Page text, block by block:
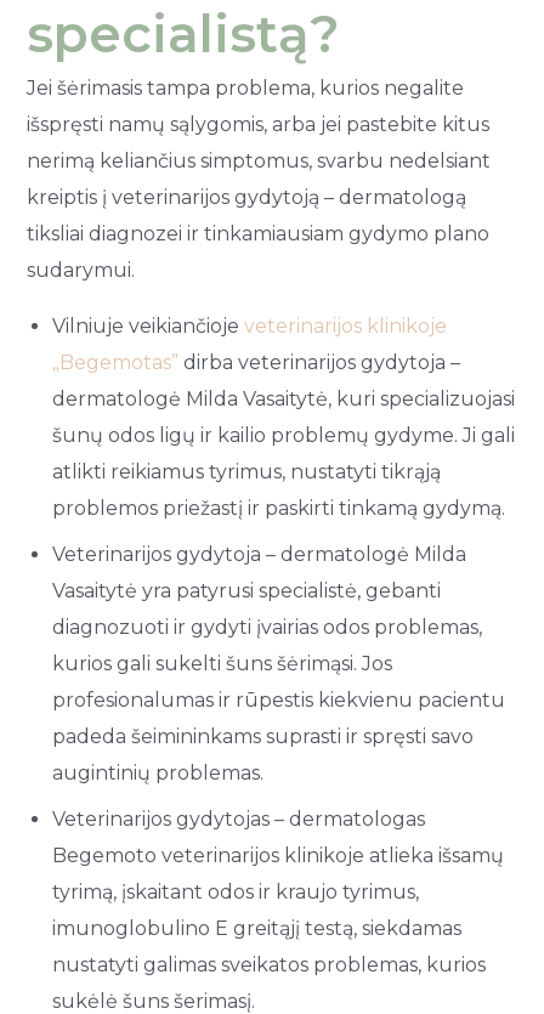
specialistą?
Jei šėrimasis tampa problema, kurios negalite
išspręsti namų sąlygomis, arba jei pastebite kitus
nerimą keliančius simptomus, svarbu nedelsiant
kreiptis į veterinarijos gydytoją – dermatologą
tiksliai diagnozei ir tinkamiausiam gydymo plano
sudarymui.
Vilniuje veikiančiojeveterinarijos klinikoje
„Begemotas” dirba veterinarijos gydytoja –
dermatologė Milda Vasaitytė, kuri specializuojasi
šunų odos ligų ir kailio problemų gydyme. Ji gali
atlikti reikiamus tyrimus, nustatyti tikrąją
problemos priežastį ir paskirti tinkamą gydymą.
Veterinarijos gydytoja – dermatologė Milda
Vasaitytė yra patyrusi specialistė, gebanti
diagnozuoti ir gydyti įvairias odos problemas,
kurios gali sukelti šuns šėrimąsi. Jos
profesionalumas ir rūpestis kiekvienu pacientu
padeda šeimininkams suprasti ir spręsti savo
augintinių problemas.
Veterinarijos gydytojas – dermatologas
Begemoto veterinarijos klinikoje atlieka išsamų
tyrimą, įskaitant odos ir kraujo tyrimus,
imunoglobulino E greitąjį testą, siekdamas
nustatyti galimas sveikatos problemas, kurios
sukėlė šuns šerimasį.